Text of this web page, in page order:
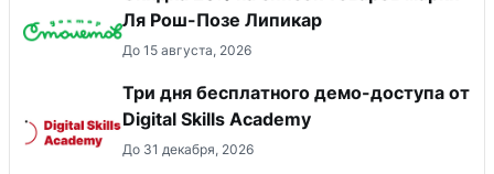
Ля Рош-Позе Липикар
До 15 августа, 2026
Три дня бесплатного демо-доступа от
Digital Skills Academy
До 31 декабря, 2026